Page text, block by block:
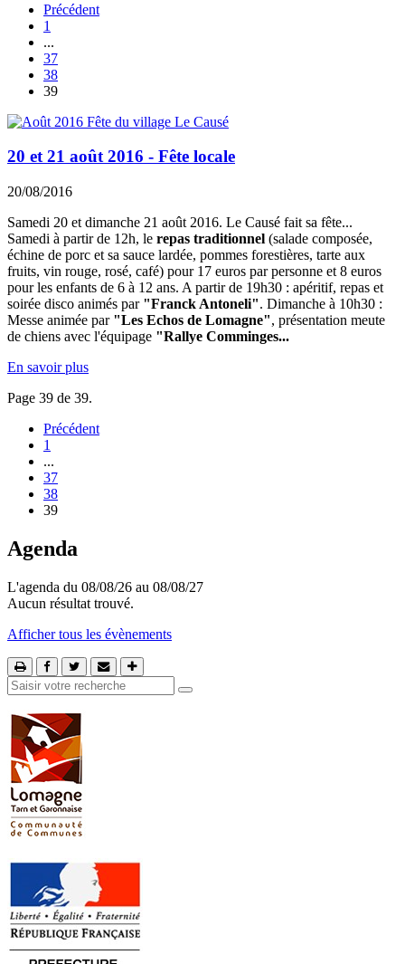
Précédent
1
...
37
38
39
20 et 21 août 2016 - Fête locale
20/08/2016
Samedi 20 et dimanche 21 août 2016. Le Causé fait sa fête...
Samedi à partir de 12h, le repas traditionnel (salade composée,
échine de porc et sa sauce lardée, pommes forestières, tarte aux
fruits, vin rouge, rosé, café) pour 17 euros par personne et 8 euros
pour les enfants de 6 à 12 ans. A partir de 19h30 : apéritif, repas et
soirée disco animés par "Franck Antoneli". Dimanche à 10h30 :
Messe animée par "Les Echos de Lomagne", présentation meute
de chiens avec l'équipage "Rallye Comminges...
En savoir plus
Page 39 de 39.
Précédent
1
...
37
38
39
Agenda
L'agenda du 08/08/26 au 08/08/27
Aucun résultat trouvé.
Afficher tous les évènements